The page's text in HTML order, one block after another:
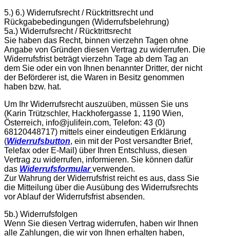
5.) 6.) Widerrufsrecht / Rücktrittsrecht und
Rückgabebedingungen (Widerrufsbelehrung)
5a.) Widerrufsrecht / Rücktrittsrecht
Sie haben das Recht, binnen vierzehn Tagen ohne
Angabe von Gründen diesen Vertrag zu widerrufen. Die
Widerrufsfrist beträgt vierzehn Tage ab dem Tag an
dem Sie oder ein von Ihnen benannter Dritter, der nicht
der Beförderer ist, die Waren in Besitz genommen
haben bzw. hat.
Um Ihr Widerrufsrecht auszuüben, müssen Sie uns
(Karin Trützschler, Hackhofergasse 1, 1190 Wien,
Österreich, info@julifein.com, Telefon: 43 (0)
68120448717) mittels einer eindeutigen Erklärung
(Widerrufsbutton, ein mit der Post versandter Brief,
Telefax oder E-Mail) über Ihren Entschluss, diesen
Vertrag zu widerrufen, informieren. Sie können dafür
das Widerrufsformular verwenden.
Zur Wahrung der Widerrufsfrist reicht es aus, dass Sie
die Mitteilung über die Ausübung des Widerrufsrechts
vor Ablauf der Widerrufsfrist absenden.
5b.) Widerrufsfolgen
Wenn Sie diesen Vertrag widerrufen, haben wir Ihnen
alle Zahlungen, die wir von Ihnen erhalten haben,